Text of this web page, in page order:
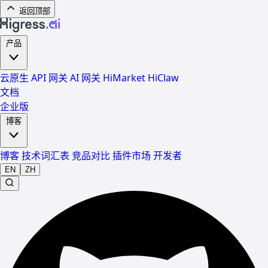
返回顶部
云原生 API 网关 AI 网关 HiMarket HiClaw
文档
企业版
博客技术词汇表 竞品对比 插件市场 开发者
EN ZH